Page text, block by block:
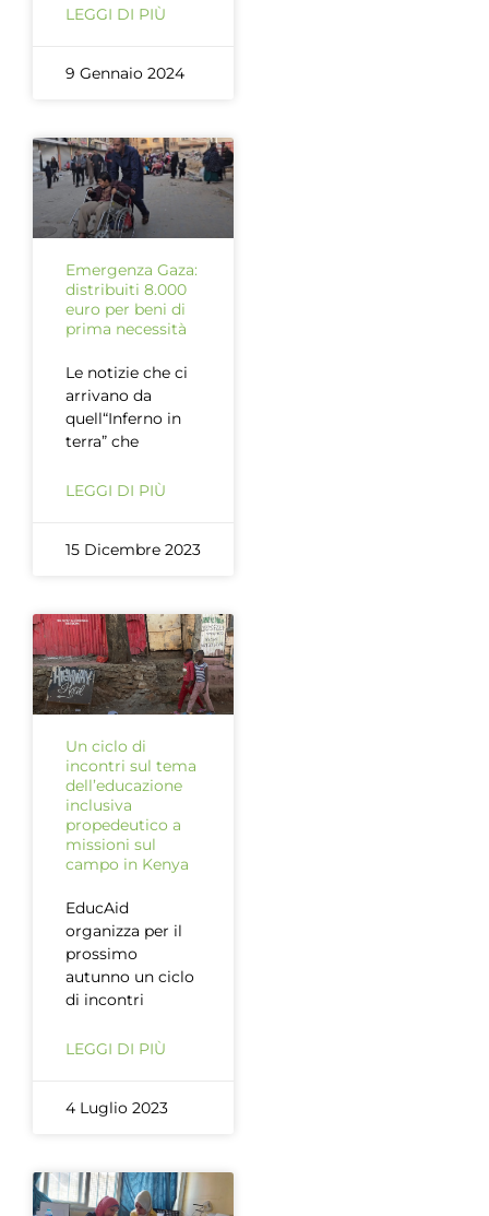
LEGGI DI PIÙ
9 Gennaio 2024
Emergenza Gaza:
distribuiti 8.000
euro per beni di
prima necessità
Le notizie che ci
arrivano da
quell“Inferno in
terra” che
LEGGI DI PIÙ
15 Dicembre 2023
Un ciclo di
incontri sul tema
dell’educazione
inclusiva
propedeutico a
missioni sul
campo in Kenya
EducAid
organizza per il
prossimo
autunno un ciclo
di incontri
LEGGI DI PIÙ
4 Luglio 2023